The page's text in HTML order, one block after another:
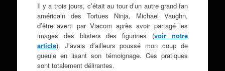
Il y a trois jours, c’était au tour d’un autre grand fan
américain des Tortues Ninja, Michael Vaughn,
d’être averti par Viacom après avoir partagé les
images des blisters des figurines (voir notre
article). J’avais d’ailleurs poussé mon coup de
gueule en lisant son témoignage. Ces pratiques
sont totalement délirantes.